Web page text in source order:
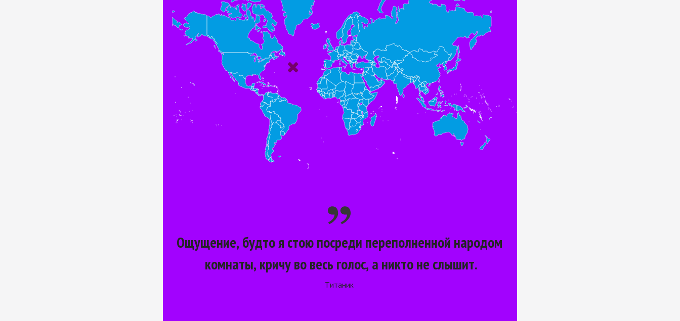
Ощущение, будто я стою посреди переполненной народом
комнаты, кричу во весь голос, а никто не слышит.
Титаник